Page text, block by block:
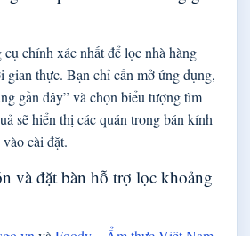
chính xác nhất để lọc nhà hàng
gian thực. Bạn chỉ cần mở ứng dụng,
gần đây” và chọn biểu tượng tìm
sẽ hiển thị các quán trong bán kính
cài đặt.
và đặt bàn hỗ trợ lọc khoảng